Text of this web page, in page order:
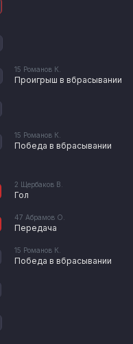
15 Романов К.
Проигрыш в вбрасывании
15 Романов К.
Победа в вбрасывании
2 Щербаков В.
Гол
47 Абрамов О.
Передача
15 Романов К.
Победа в вбрасывании